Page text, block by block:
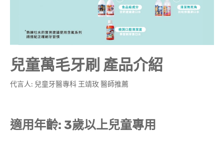
兒童萬毛牙刷 產品介紹
代言人: 兒童牙醫專科 王靖玫 醫師推薦
適用年齡: 3歲以上兒童專用